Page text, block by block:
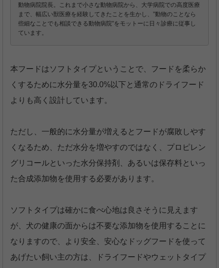
動物病院院長。これまで小さな動物病院から、大学病院での高度医療
まで、幅広い獣医療を経験してきたことを生かし、”動物のことなら
些細なことでも相談できる動物病院”をモットーに日々診療に従事し
ています。
本フードはソフトタイプということで、フードを柔らか
くするために水分量を30.0%以下と通常のドライフード
よりも高く設計しています。
ただし、一般的に水分量が増えるとフードが腐敗しやす
くなるため、ただ水分を増やすのではなく、プロピレン
グリコールといった水分保持剤、あるいは保存料といっ
た合成添加物を使用する必要があります。
ソフトタイプは確かに食べ心地は良さそうに見えます
が、犬の健康の面からは不要な添加物を使用することに
なりますので、より安全、安心なドッグフードを使って
あげたい飼い主の方は、ドライフードやウェットタイプ